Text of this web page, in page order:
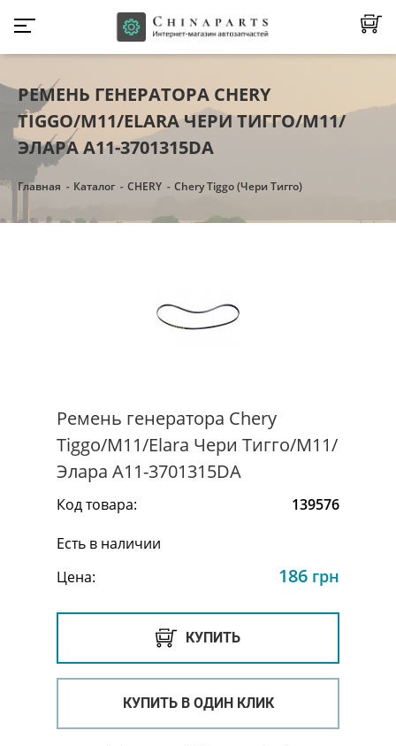
РЕМЕНЬ ГЕНЕРАТОРА CHERY
TIGGO/M11/ELARA ЧЕРИ ТИГГО/М11/
ЭЛАРА A11-3701315DA
Главная Каталог CHERY Chery Tiggo (Чери Тигго)
Ремень генератора Chery
Tiggo/M11/Elara Чери Тигго/М11/
Элара A11-3701315DA
Код товара:
139576
Есть в наличии
Цена:
186 грн
КУПИТЬ
КУПИТЬ В ОДИН КЛИК